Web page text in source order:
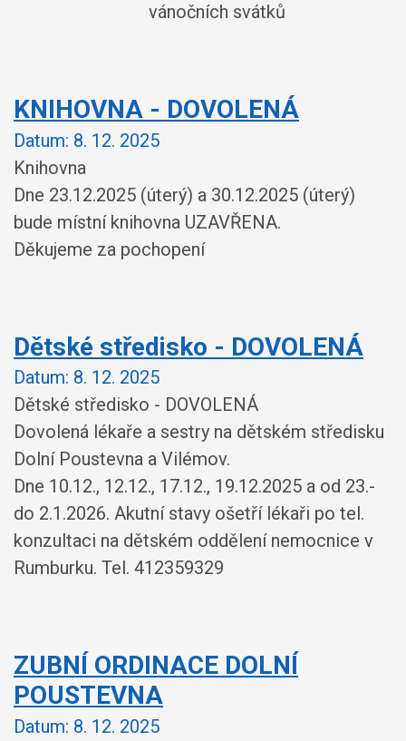
vánočních svátků
KNIHOVNA - DOVOLENÁ
Datum: 8. 12. 2025
Knihovna
Dne 23.12.2025 (úterý) a 30.12.2025 (úterý)
bude místní knihovna UZAVŘENA.
Děkujeme za pochopení
Dětské středisko - DOVOLENÁ
Datum: 8. 12. 2025
Dětské středisko - DOVOLENÁ
Dovolená lékaře a sestry na dětském středisku
Dolní Poustevna a Vilémov.
Dne 10.12., 12.12., 17.12., 19.12.2025 a od 23.-
do 2.1.2026. Akutní stavy ošetří lékaři po tel.
konzultaci na dětském oddělení nemocnice v
Rumburku. Tel. 412359329
ZUBNÍ ORDINACE DOLNÍ
POUSTEVNA
Datum: 8. 12. 2025